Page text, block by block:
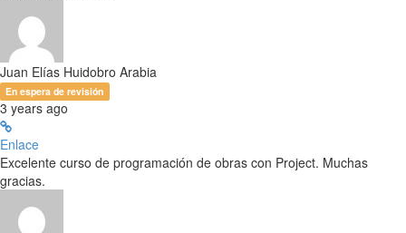
Juan Elías Huidobro Arabia
En espera de revisión
3 years ago
Enlace
Excelente curso de programación de obras con Project. Muchas
gracias.